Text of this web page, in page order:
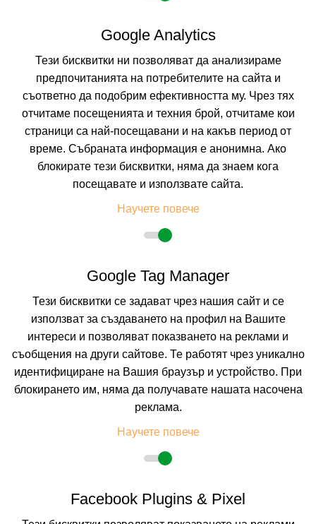
Описание
Хотел АЛТЕЯ *** Албена
Курорт: Албена
Местоположение:
Хотел Алтея е разположен в красивата и спокойна
паркова зона на комплекса, предлагайки възможност за истинска
релаксираща почивка.
Пясъчен, на около 950 м от хотела. Красивият плаж, отличен с
екомаркировката „Син флаг“, означава, че ще релаксирате на златист
фин пясък и ще плувате в най-чистата вода на Черноморското
крайбрежие. Морското дъно е равно, с плавен достъп.
Настаняване: Хотелът разполага със 186 двойни стаи и е на четири
комфортни, всички стаи в хотела разполагат с две единични легла и
телефон и самостоятелна баня с душ и тоалетни принадлежности.
Максималното настаняване е за 2 възрастни и 1 дете.
Бебешка кошара се предоставя безплатно, с предварителна заявка.
Хотелът позволява настаняване на домашни любимци с тегло до 4 кг, с
медицинско свидетелство и паспорт, срещу допълнително заплащане
от 40 лв./ден
Хотелът не е подходящ за хора с двигателни увреждания.
Хотел Алтея разполага с 24-часова рецепция, открит плувен
безплатен Wi-Fi в общите части на хотела /рецепция, лоби бар и около
Google Analytics
Тези бисквитки ни позволяват да анализираме
предпочитанията на потребителите на сайта и
съответно да подобрим ефективността му. Чрез тях
отчитаме посещенията и техния брой, отчитаме кои
страници са най-посещавани и на какъв период от
време. Събраната информация е анонимна. Ако
блокирате тези бисквитки, няма да знаем кога
посещавате и използвате сайта.
Научете повече
Google Tag Manager
Тези бисквитки се задават чрез нашия сайт и се
използват за създаването на профил на Вашите
интереси и позволяват показването на реклами и
съобщения на други сайтове. Те работят чрез уникално
идентифициране на Вашия браузър и устройство. При
блокирането им, няма да получавате нашата насочена
реклама.
Научете повече
Facebook Plugins & Pixel